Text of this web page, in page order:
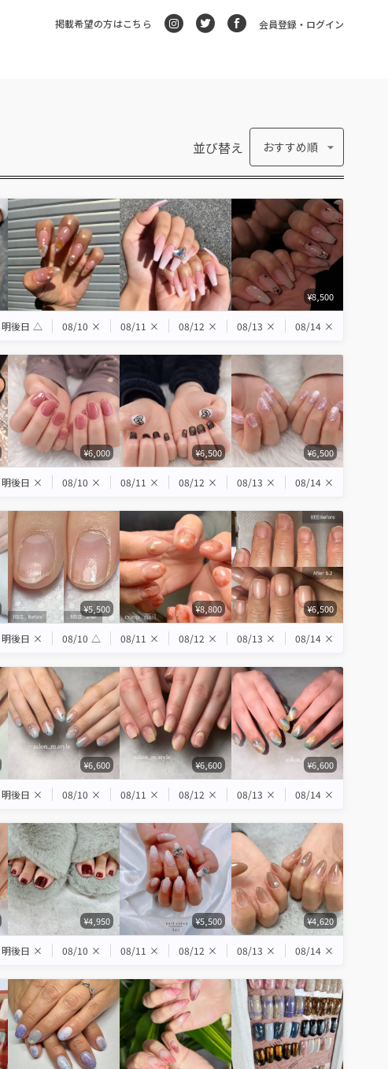
掲載希望の方はこちら 会員登録・ログイン
並び替え おすすめ順
¥8,500
明後日 △ 08/10 × 08/11 × 08/12 × 08/13 × 08/14 ×
¥6,000 ¥6,500 ¥6,500
明後日 × 08/10 × 08/11 × 08/12 × 08/13 × 08/14 ×
¥5,500 ¥8,800 ¥6,500
明後日 × 08/10 △ 08/11 × 08/12 × 08/13 × 08/14 ×
¥6,600 ¥6,600 ¥6,600
明後日 × 08/10 × 08/11 × 08/12 × 08/13 × 08/14 ×
¥4,950 ¥5,500 ¥4,620
明後日 × 08/10 × 08/11 × 08/12 × 08/13 × 08/14 ×